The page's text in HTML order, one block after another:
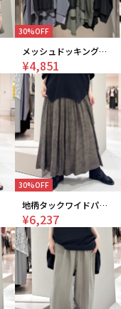
30%OFF
メッシュドッキングカットソー
¥4,851
30%OFF
地柄タックワイドパンツ
¥6,237